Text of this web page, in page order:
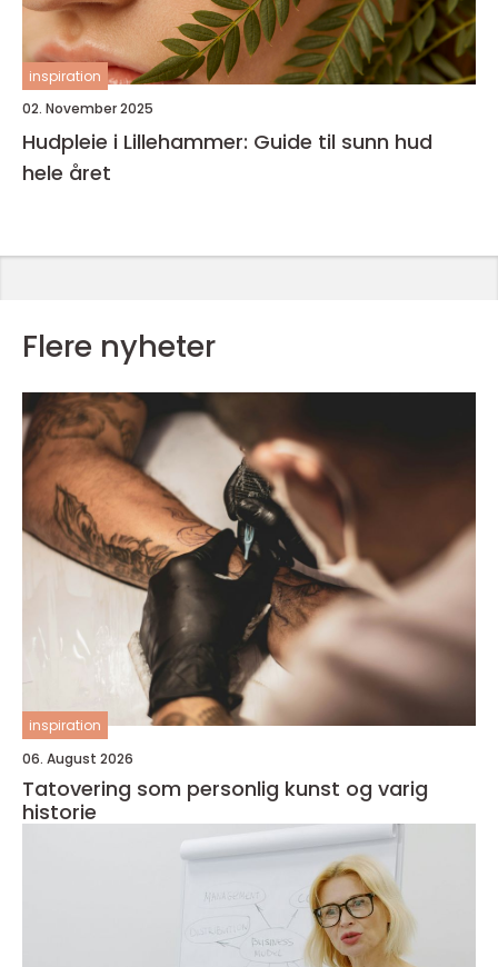
inspiration
02. November 2025
Hudpleie i Lillehammer: Guide til sunn hud
hele året
Flere nyheter
inspiration
06. August 2026
Tatovering som personlig kunst og varig
historie